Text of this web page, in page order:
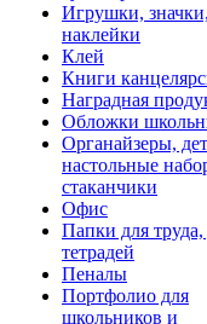
Игрушки, значки,
наклейки
Клей
Книги
Наградная
Обложки
Органайзеры,
настольные
стаканчики
Офис
Папки для труда,
тетрадей
Пеналы
Портфолио для
школьников и